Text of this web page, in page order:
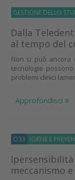
GESTIONE DELLO
Dalla
al tempo del
Non si può ancora
tecnologie
problemi clinici
Approfondisci
O33 IGIENE E
meccanismo